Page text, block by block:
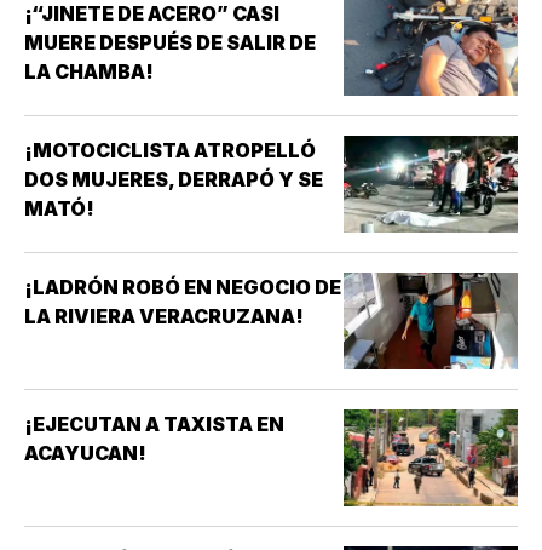
¡“JINETE DE ACERO” CASI
MUERE DESPUÉS DE SALIR DE
LA CHAMBA!
¡MOTOCICLISTA ATROPELLÓ
DOS MUJERES, DERRAPÓ Y SE
MATÓ!
¡LADRÓN ROBÓ EN NEGOCIO DE
LA RIVIERA VERACRUZANA!
¡EJECUTAN A TAXISTA EN
ACAYUCAN!